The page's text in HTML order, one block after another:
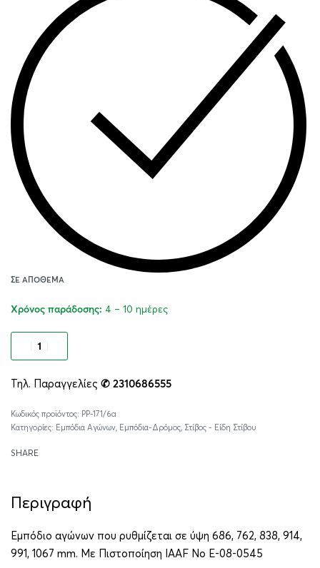
ΣΕ ΑΠΌΘΕΜΑ
Χρόνος παράδοσης: 4 – 10 ημέρες
Τηλ. Παραγγελίες ✆ 2310686555
PP-171/6a
Κατηγορίες: Εμπόδια Αγώνων Εμπόδια-Δρόμος Στίβος - Είδη Στίβου
SHARE
Περιγραφή
Εμπόδιο αγώνων που ρυθμίζεται σε ύψη 686, 762, 838, 914,
991, 1067 mm. Με Πιστοποίηση IAAF No E-08-0545